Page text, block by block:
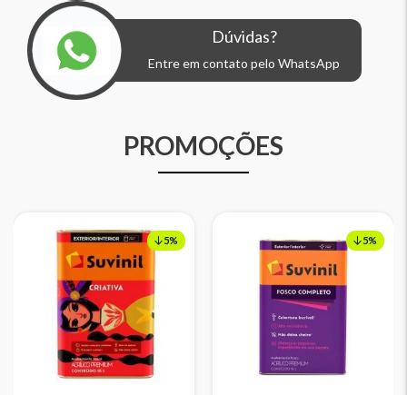
Dúvidas?
Entre em contato pelo WhatsApp
PROMOÇÕES
5% 5%